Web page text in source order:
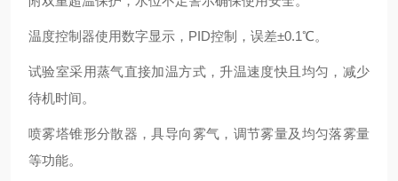
温度控制器使用数字显示，PID控制，误差±0.1℃。
试验室采用蒸气直接加温方式，升温速度快且均匀，减少
待机时间。
喷雾塔锥形分散器，具导向雾气，调节雾量及均匀落雾量
等功能。